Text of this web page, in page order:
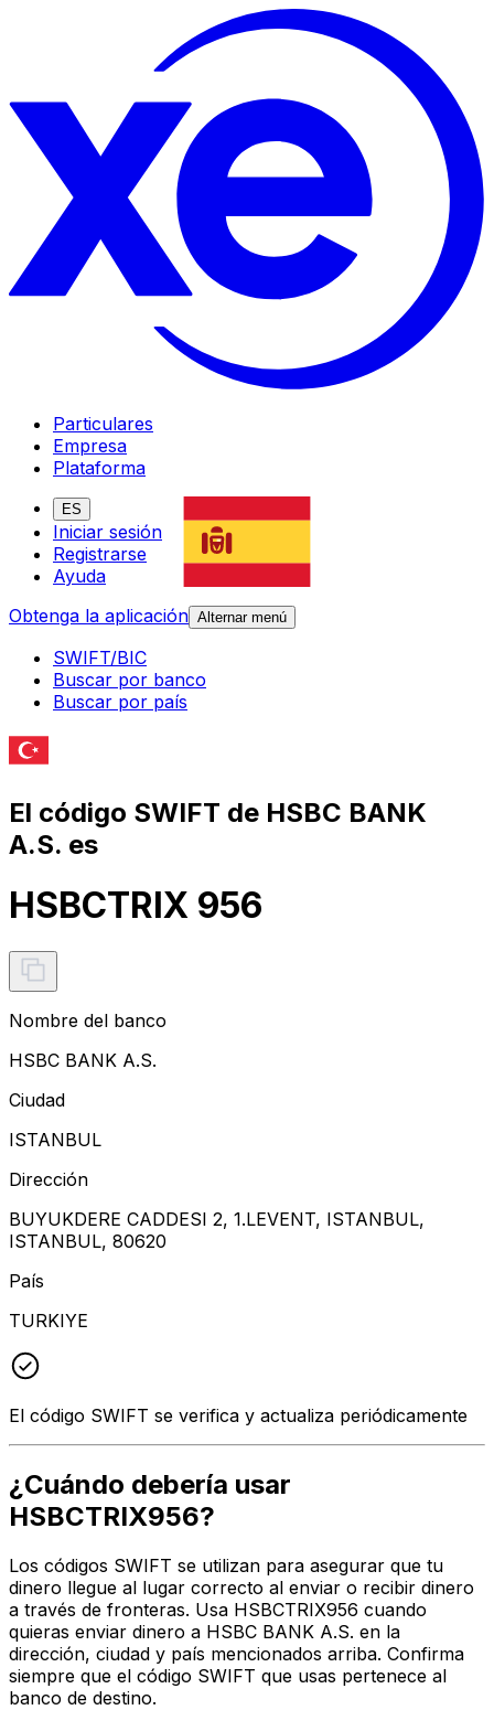
Particulares
Empresa
Plataforma
ES
Iniciar sesión
Registrarse
Ayuda
Obtenga la aplicación Alternar menú
SWIFT/BIC
Buscar por banco
Buscar por país
El código SWIFT de HSBC BANK
A.S. es
HSBCTRIX 956
Nombre del banco
HSBC BANK A.S.
Ciudad
ISTANBUL
Dirección
BUYUKDERE CADDESI 2, 1.LEVENT, ISTANBUL,
ISTANBUL, 80620
País
TURKIYE
El código SWIFT se verifica y actualiza periódicamente
¿Cuándo debería usar
HSBCTRIX956?
Los códigos SWIFT se utilizan para asegurar que tu
dinero llegue al lugar correcto al enviar o recibir dinero
a través de fronteras. Usa HSBCTRIX956 cuando
quieras enviar dinero a HSBC BANK A.S. en la
dirección, ciudad y país mencionados arriba. Confirma
siempre que el código SWIFT que usas pertenece al
banco de destino.